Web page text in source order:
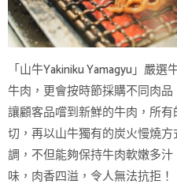
「山牛Yakiniku Yamagyu」嚴
牛肉，更會按時節採購不同肉
讓顧客品嚐到新鮮的牛肉，所
切，再以山牛獨有的炭火慢燒
調，不但能夠保持牛肉軟嫩多
味，肉香四溢，令人無法抗拒！